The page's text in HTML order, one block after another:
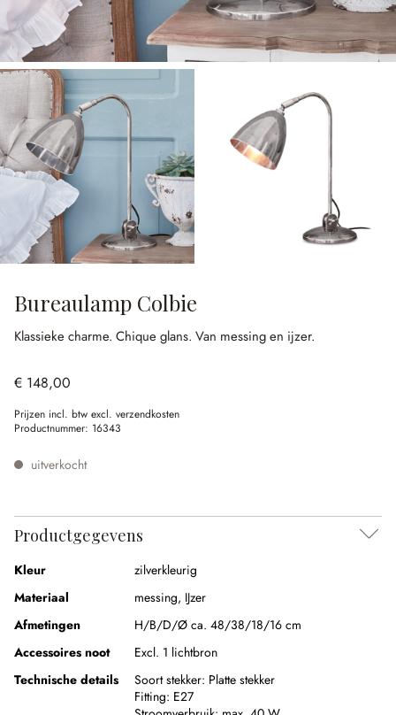
Bureaulamp Colbie
Klassieke charme. Chique glans. Van messing en ijzer.
€ 148,00
Prijzen incl. btw excl. verzendkosten
Productnummer: 16343
uitverkocht
Productgegevens
Kleur
zilverkleurig
Materiaal
messing, IJzer
Afmetingen
H/B/D/Ø ca. 48/38/18/16 cm
Accessoires noot
Excl. 1 lichtbron
Technische details
Soort stekker: Platte stekker
Fitting: E27